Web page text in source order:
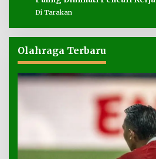
Di Tarakan
Olahraga Terbaru